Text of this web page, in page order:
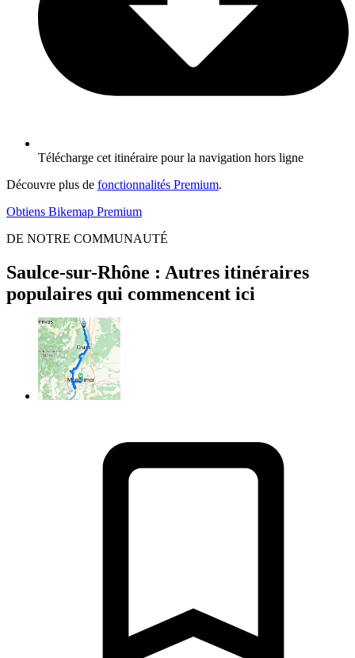
Télécharge cet itinéraire pour la navigation hors ligne
Découvre plus de fonctionnalités Premium.
Obtiens Bikemap Premium
DE NOTRE COMMUNAUTÉ
Saulce-sur-Rhône : Autres itinéraires
populaires qui commencent ici